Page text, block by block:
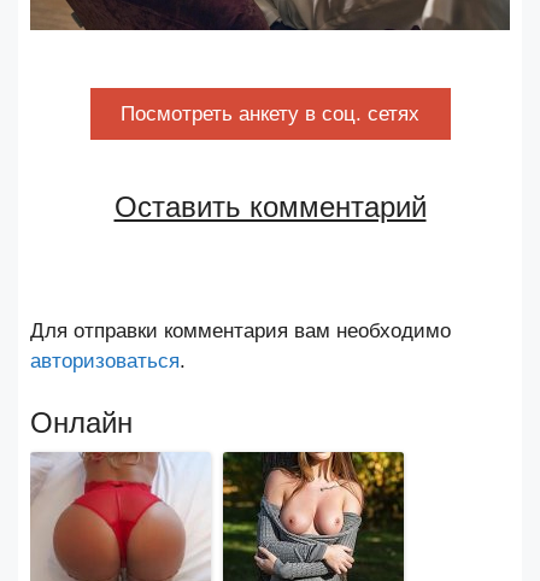
Посмотреть анкету в соц. сетях
Оставить комментарий
Для отправки комментария вам необходимо
авторизоваться.
Онлайн